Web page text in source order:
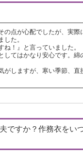
の点が心配でしたが、実
た。
！』と言っていました。
してはかなり安心です。
がしますが、寒い季節、
ですか？作務衣をい